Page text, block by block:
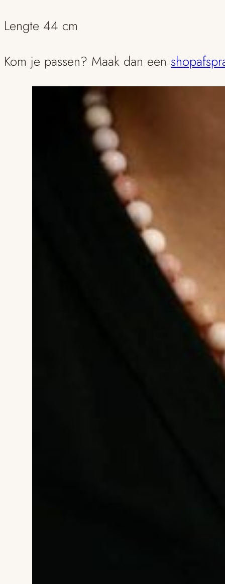
Lengte 44 cm
Kom je passen? Maak dan een